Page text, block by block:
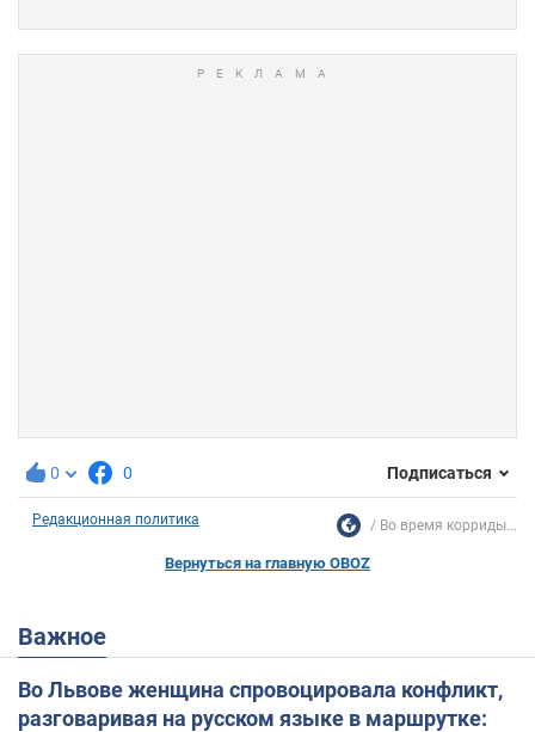
0 0 Подписаться
Редакционная политика Во время корриды...
Вернуться на главную OBOZ
Важное
Во Львове женщина спровоцировала конфликт,
разговаривая на русском языке в маршрутке: